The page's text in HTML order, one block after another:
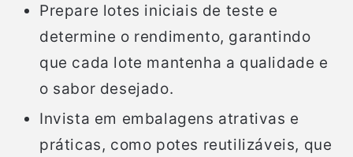
Prepare lotes iniciais de teste e
determine o rendimento, garantindo
que cada lote mantenha a qualidade e
o sabor desejado.
Invista em embalagens atrativas e
práticas, como potes reutilizáveis, que